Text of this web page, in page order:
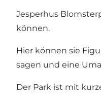
Jesperhus
können.
Hier können sie
sagen und eine
Der Park ist mit